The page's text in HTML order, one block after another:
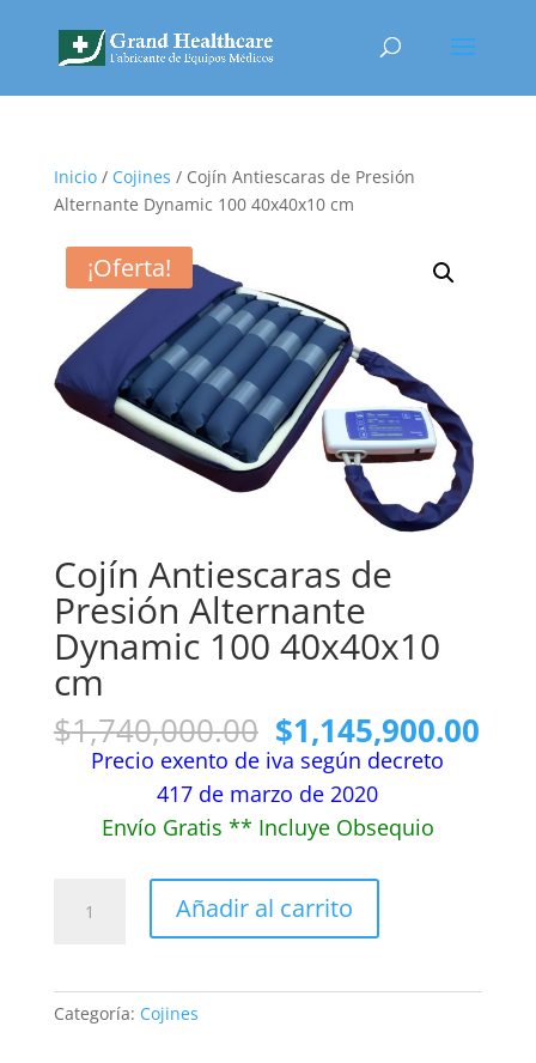
Inicio/ Cojines / Cojín Antiescaras de Presión
Alternante Dynamic 100 40x40x10 cm
¡Oferta!
Cojín Antiescaras de
Presión Alternante
Dynamic 100 40x40x10
cm
$1,740,000.00 El
precio
original
era:
$1,740,000.00.
$1,145,900.00El
Precio exento de iva según decreto
417 de marzo de 2020
Envío Gratis ** Incluye Obsequio
Antiescaras
Dynamic
Añadir al carrito
Categoría: Cojines